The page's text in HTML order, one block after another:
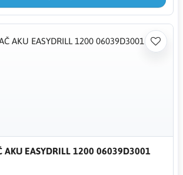
AKU EASYDRILL 1200 06039D3001